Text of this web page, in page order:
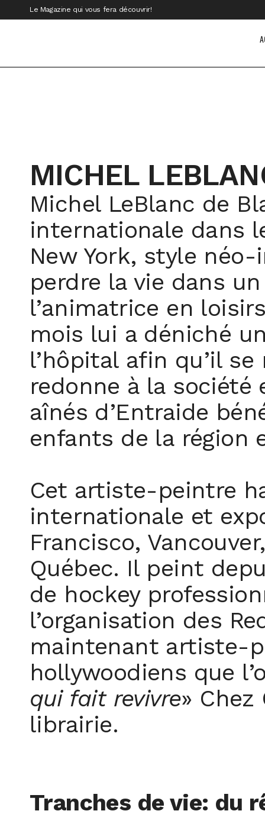
Le Magazine qui vous fera découvrir!
MICHEL
Michel LeBlanc de
internationale dans
New York, style
perdre la vie dans
l’animatrice en
mois lui a déniché
l’hôpital afin qu’il
redonne à la
aînés d’Entraide
enfants de la région
Cet artiste-peintre
internationale et
Francisco,
Québec. Il peint
de hockey
l’organisation des
maintenant artiste-
hollywoodiens que
qui fait revivre»
librairie.
Tranches de vie: du